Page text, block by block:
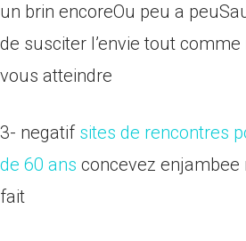
un brin encoreOu peu a
de susciter l’envie tout comme
vous atteindre
3- negatif sites de rencontres
de 60 ans concevez enjambee
fait